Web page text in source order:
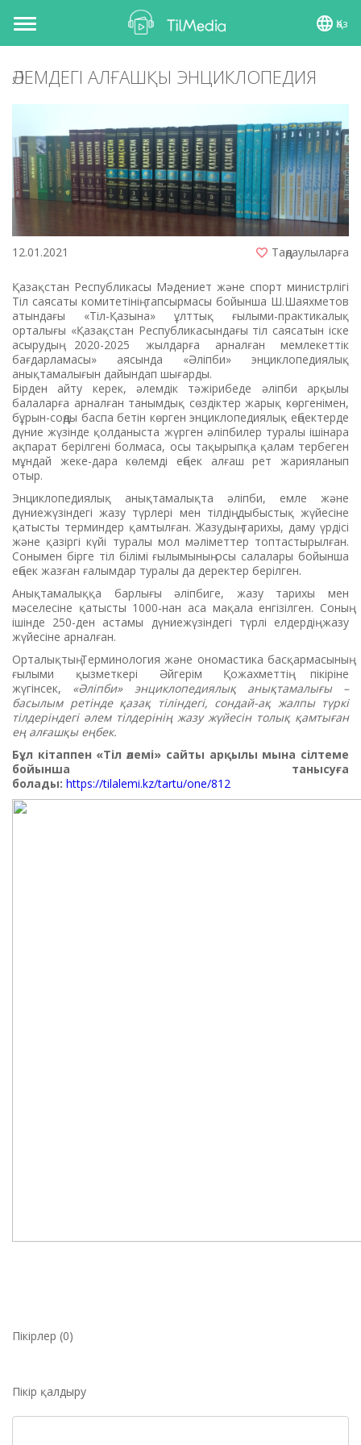
Toggle
navigation
Қаз
ӘЛЕМДЕГІ АЛҒАШҚЫ ЭНЦИКЛОПЕДИЯ
12.01.2021 Таңдаулыларға
Қазақстан Республикасы Мәдениет және спорт министрлігі
Тіл саясаты комитетінің тапсырмасы бойынша Ш.Шаяхметов
атындағы «Тіл-Қазына» ұлттық ғылыми-практикалық
орталығы «Қазақстан Республикасындағы тіл саясатын іске
асырудың 2020-2025 жылдарға арналған мемлекеттік
бағдарламасы» аясында «Әліпби» энциклопедиялық
анықтамалығын дайындап шығарды.
Бірден айту керек, әлемдік тәжірибеде әліпби арқылы
балаларға арналған танымдық сөздіктер жарық көргенімен,
бұрын-соңды баспа бетін көрген энциклопедиялық еңбектерде
дүние жүзінде қолданыста жүрген әліпбилер туралы ішінара
ақпарат берілгені болмаса, осы тақырыпқа қалам тербеген
мұндай жеке-дара көлемді еңбек алғаш рет жарияланып
отыр.
Энциклопедиялық анықтамалықта әліпби, емле және
дүниежүзіндегі жазу түрлері мен тілдің дыбыстық жүйесіне
қатысты терминдер қамтылған. Жазудың тарихы, даму үрдісі
және қазіргі күйі туралы мол мәліметтер топтастырылған.
Сонымен бірге тіл білімі ғылымының осы салалары бойынша
еңбек жазған ғалымдар туралы да деректер берілген.
Анықтамалыққа барлығы әліпбиге, жазу тарихы мен
мәселесіне қатысты 1000-нан аса мақала енгізілген. Соның
ішінде 250-ден астамы дүниежүзіндегі түрлі елдердің жазу
жүйесіне арналған.
Орталықтың Терминология және ономастика басқармасының
ғылыми қызметкері Әйгерім Қожахметтің пікіріне
жүгінсек, «Әліпби» энциклопедиялық анықтамалығы –
басылым ретінде қазақ тіліндегі, сондай-ақ жалпы түркі
тілдеріндегі әлем тілдерінің жазу жүйесін толық қамтыған
ең алғашқы еңбек.
Бұл кітаппен «Тіл әлемі» сайты арқылы мына сілтеме
бойынша танысуға
болады: https://tilalemi.kz/tartu/one/812
Пікірлер (0)
Пікір қалдыру